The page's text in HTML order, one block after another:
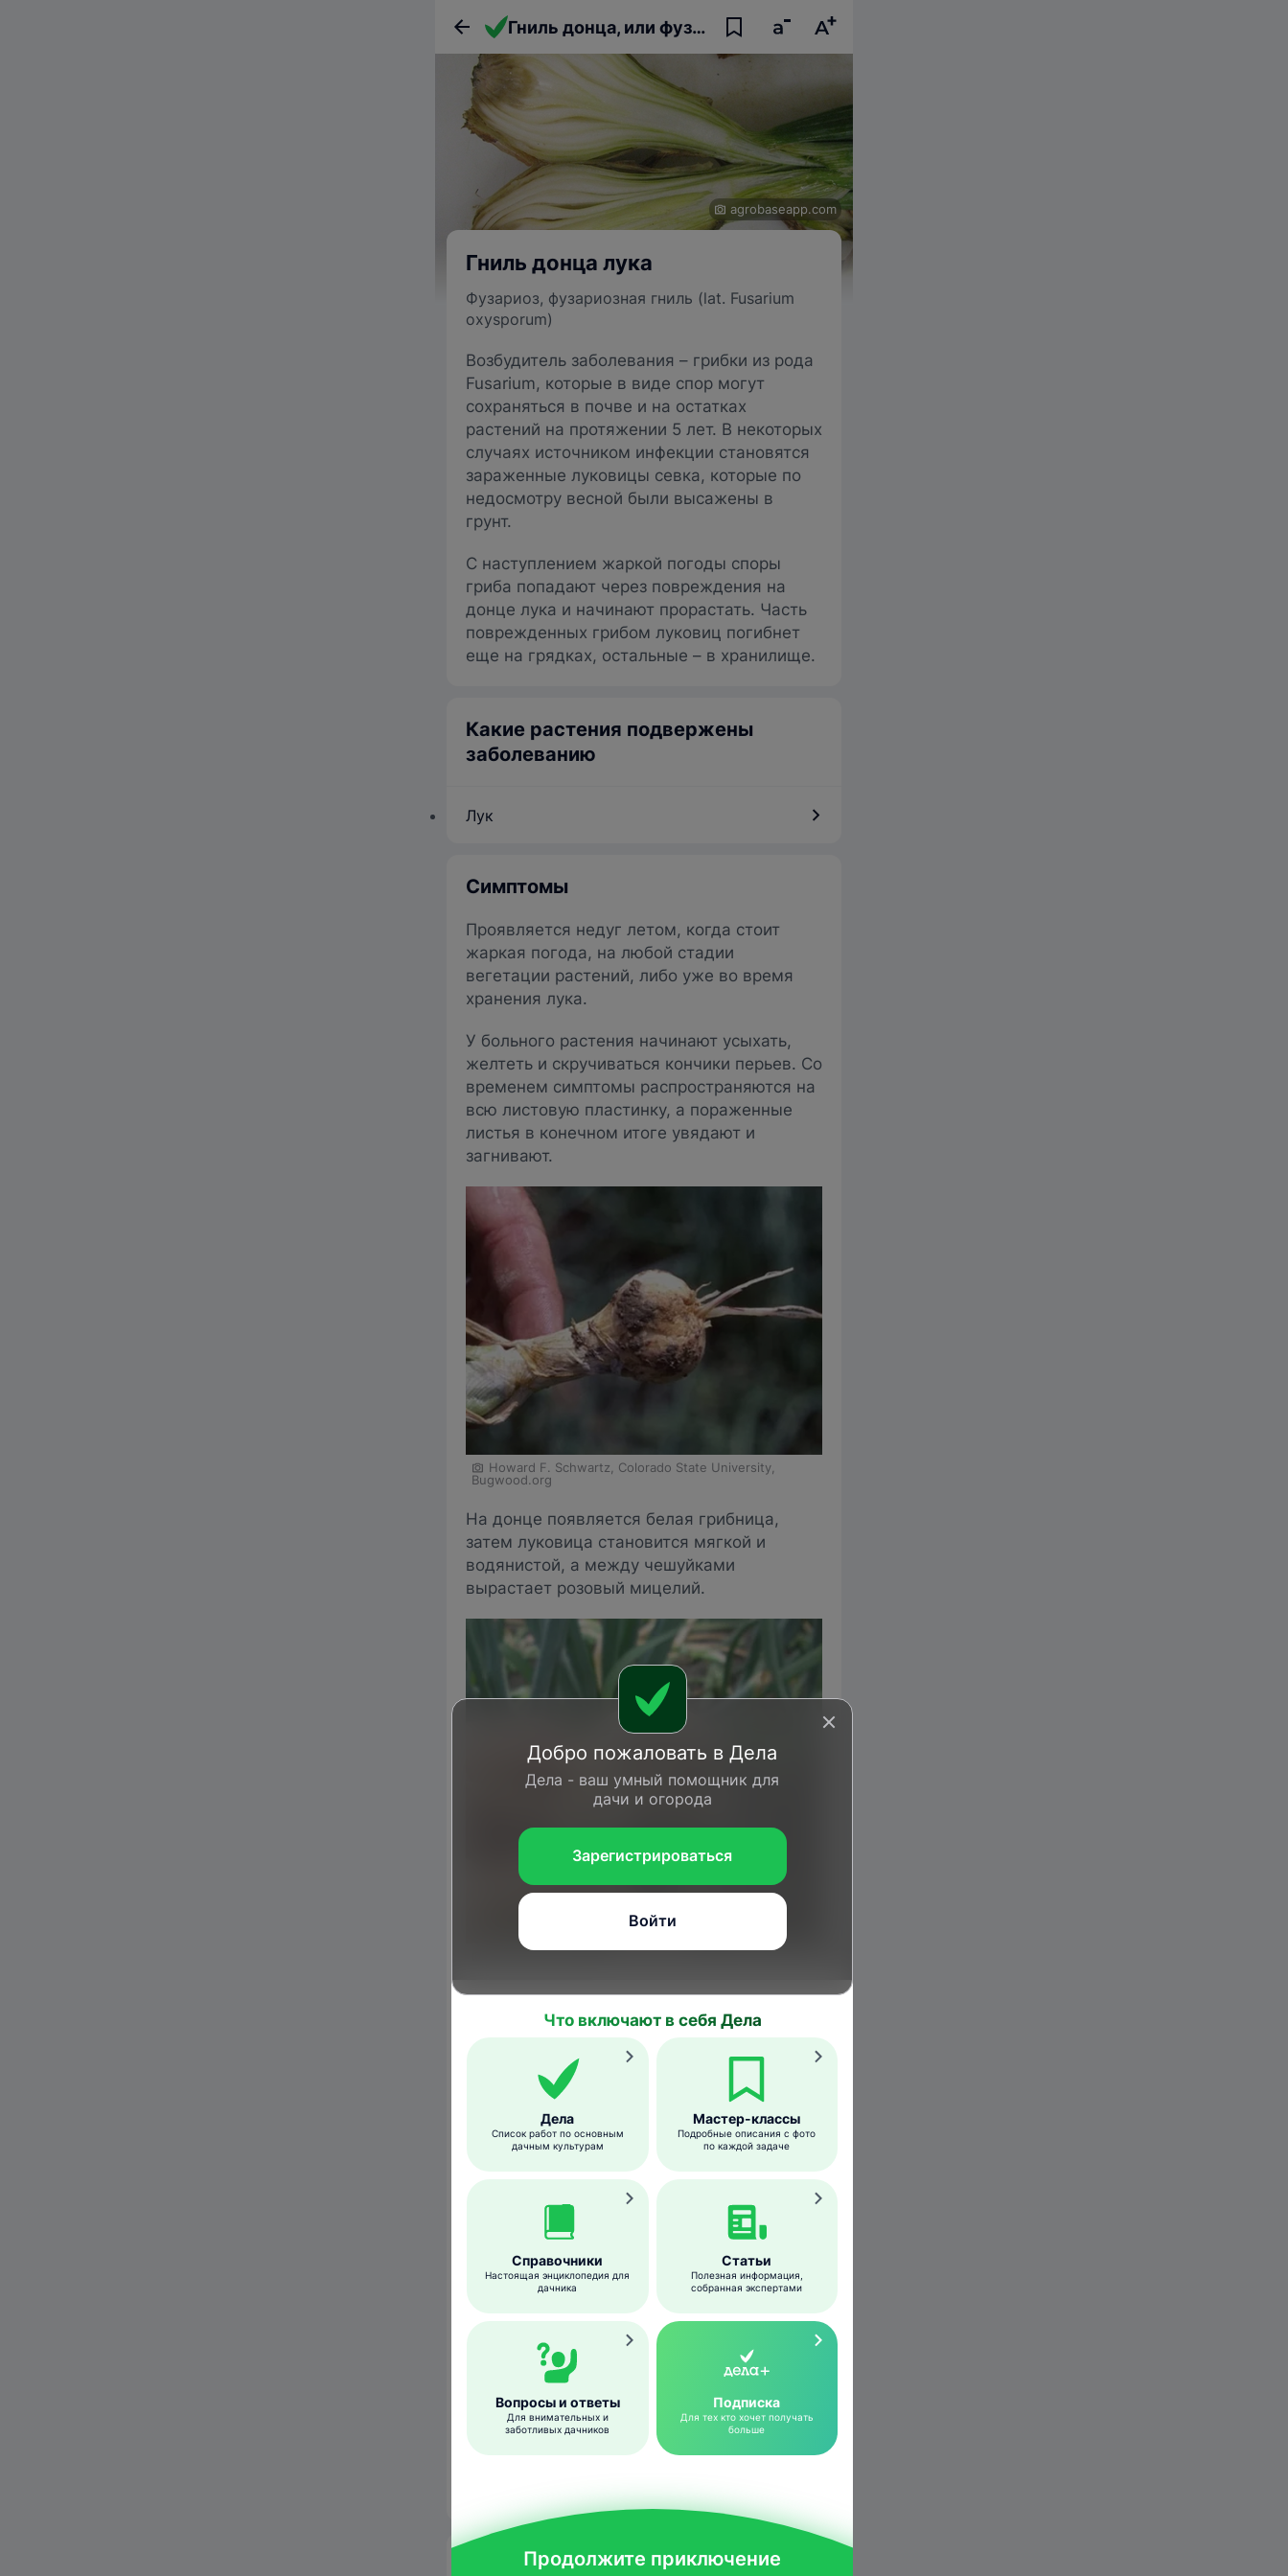
Гниль донца, или фузариоз лука
agrobaseapp.com
Гниль донца лука
Фузариоз, фузариозная гниль (lat. Fusarium
oxysporum)
Возбудитель заболевания – грибки из рода
Fusarium, которые в виде спор могут
сохраняться в почве и на остатках
растений на протяжении 5 лет. В некоторых
случаях источником инфекции становятся
зараженные луковицы севка, которые по
недосмотру весной были высажены в
грунт.
С наступлением жаркой погоды споры
гриба попадают через повреждения на
донце лука и начинают прорастать. Часть
поврежденных грибом луковиц погибнет
еще на грядках, остальные – в хранилище.
Какие растения подвержены
заболеванию
Лук
Симптомы
Проявляется недуг летом, когда стоит
жаркая погода, на любой стадии
вегетации растений, либо уже во время
хранения лука.
У больного растения начинают усыхать,
желтеть и скручиваться кончики перьев. Со
временем симптомы распространяются на
всю листовую пластинку, а пораженные
листья в конечном итоге увядают и
загнивают.
Howard F. Schwartz, Colorado State University,
Bugwood.org
На донце появляется белая грибница,
затем луковица становится мягкой и
водянистой, а между чешуйками
вырастает розовый мицелий.
На вертикальном срезе
заметно водянистое пятно коричневого
цвета на самом наружном слое донца,
которое может распространяться вверх по
луковице сквозь чешуйки.
bsppjournals.onlinelibrary.wiley.com
Пораженные корни становятся темно-
коричневыми, уплощенными, прозрачными
Условия развития
Добро пожаловать в Дела
Дела - ваш умный помощник для
дачи и огорода
Зарегистрироваться
Войти
Что включают в себя Дела
Дела
Список работ по основным
дачным культурам
Мастер-классы
Подробные описания с фото
по каждой задаче
Справочники
Настоящая энциклопедия для
дачника
Статьи
Полезная информация,
собранная экспертами
Вопросы и ответы
Для внимательных и
заботливых дачников
Подписка
Для тех кто хочет получать
больше
Продолжите приключение